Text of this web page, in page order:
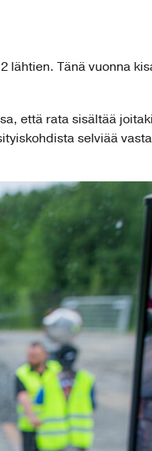
lähtien. Tänä vuonna
että rata sisältää
selviää vasta